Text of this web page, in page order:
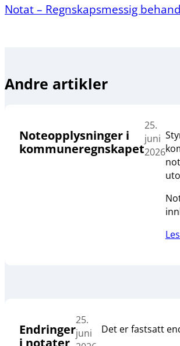
Notat – Regnskapsmessig
Andre artikler
Noteopplysninger i
kommuneregnskapet
25.
juni
2026
Endringer
25.
juni
Det er fastsatt